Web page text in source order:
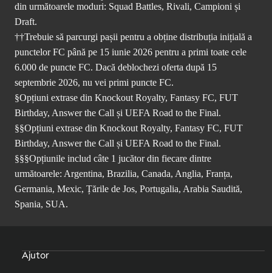
din următoarele moduri: Squad Battles, Rivali, Campioni și
Draft.
††Trebuie să parcurgi pașii pentru a obține distribuția inițială a
punctelor FC până pe 15 iunie 2026 pentru a primi toate cele
6.000 de puncte FC. Dacă deblochezi oferta după 15
septembrie 2026, nu vei primi puncte FC.
§Opțiuni extrase din Knockout Royalty, Fantasy FC, FUT
Birthday, Answer the Call și UEFA Road to the Final.
§§Opțiuni extrase din Knockout Royalty, Fantasy FC, FUT
Birthday, Answer the Call și UEFA Road to the Final.
§§§Opțiunile includ câte 1 jucător din fiecare dintre
următoarele: Argentina, Brazilia, Canada, Anglia, Franța,
Germania, Mexic, Țările de Jos, Portugalia, Arabia Saudită,
Spania, SUA.
Ajutor